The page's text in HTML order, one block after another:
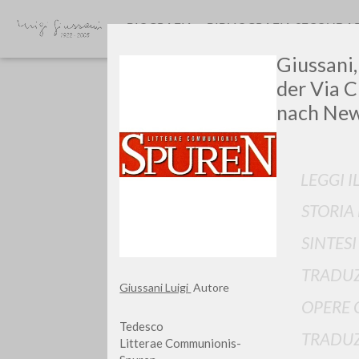
Giussani Luigi Autore
Tedesco
Litterae Communionis-
der Via
nach
LEGGI
OPERE
BIOGRAFIA BIBLIOGRAFIA
TIPOLOGIA OPERA